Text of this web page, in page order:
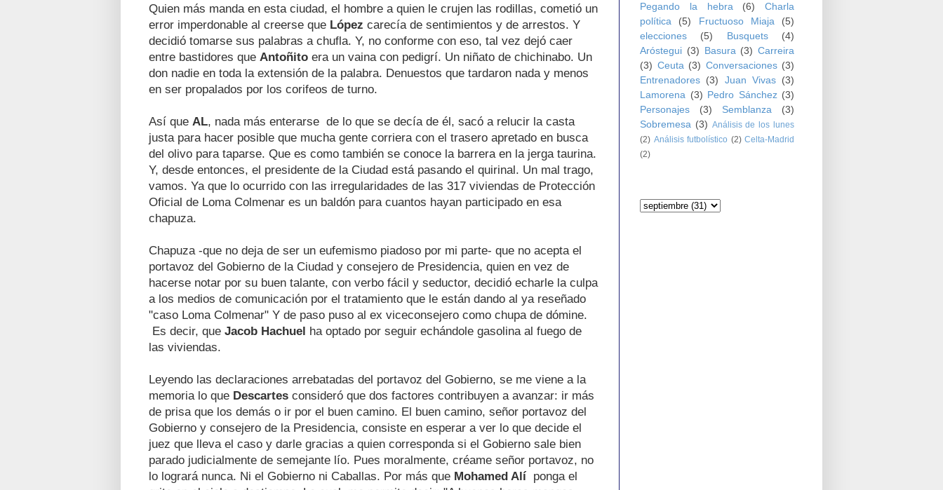
Quien más manda en esta ciudad, el hombre a quien le crujen las rodillas, cometió un
error imperdonable al creerse que López carecía de sentimientos y de arrestos. Y
decidió tomarse sus palabras a chufla. Y, no conforme con eso, tal vez dejó caer
entre bastidores que Antoñito era un vaina con pedigrí. Un niñato de chichinabo. Un
don nadie en toda la extensión de la palabra. Denuestos que tardaron nada y menos
en ser propalados por los corifeos de turno.
Así que AL, nada más enterarse de lo que se decía de él, sacó a relucir la casta
justa para hacer posible que mucha gente corriera con el trasero apretado en busca
del olivo para taparse. Que es como también se conoce la barrera en la jerga taurina.
Y, desde entonces, el presidente de la Ciudad está pasando el quirinal. Un mal trago,
vamos. Ya que lo ocurrido con las irregularidades de las 317 viviendas de Protección
Oficial de Loma Colmenar es un baldón para cuantos hayan participado en esa
chapuza.
Chapuza -que no deja de ser un eufemismo piadoso por mi parte- que no acepta el
portavoz del Gobierno de la Ciudad y consejero de Presidencia, quien en vez de
hacerse notar por su buen talante, con verbo fácil y seductor, decidió echarle la culpa
a los medios de comunicación por el tratamiento que le están dando al ya reseñado
"caso Loma Colmenar" Y de paso puso al ex viceconsejero como chupa de dómine.
Es decir, que Jacob Hachuel ha optado por seguir echándole gasolina al fuego de
las viviendas.
Leyendo las declaraciones arrebatadas del portavoz del Gobierno, se me viene a la
memoria lo que Descartes consideró que dos factores contribuyen a avanzar: ir más
de prisa que los demás o ir por el buen camino. El buen camino, señor portavoz del
Gobierno y consejero de la Presidencia, consiste en esperar a ver lo que decide el
juez que lleva el caso y darle gracias a quien corresponda si el Gobierno sale bien
parado judicialmente de semejante lío. Pues moralmente, créame señor portavoz, no
lo logrará nunca. Ni el Gobierno ni Caballas. Por más que Mohamed Alí ponga el
Pegando la hebra
(6)
Charla
política
(5) Fructuoso Miaja
(5)
elecciones
(5) Busquets
(4)
Aróstegui (3) Basura (3) Carreira
(3) Ceuta (3) Conversaciones (3)
Entrenadores (3) Juan Vivas
(3)
Lamorena (3) Pedro Sánchez (3)
Personajes
(3) Semblanza
(3)
Sobremesa (3) Análisis de los lunes
(2) Análisis futbolístico (2) Celta-Madrid
(2)